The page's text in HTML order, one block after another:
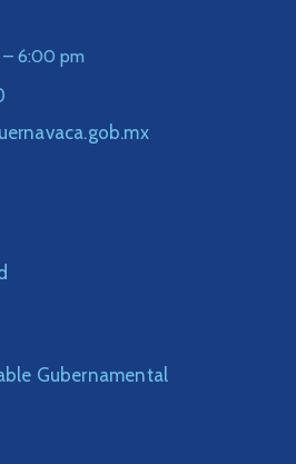
– 6:00 pm
Gubernamental